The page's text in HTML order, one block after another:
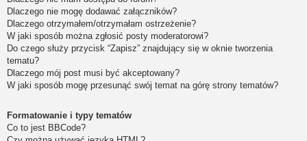
Dlaczego nie mogę dodawać załączników?
Dlaczego otrzymałem/otrzymałam ostrzeżenie?
W jaki sposób można zgłosić posty moderatorowi?
Do czego służy przycisk “Zapisz” znajdujący się w oknie tworzenia
tematu?
Dlaczego mój post musi być akceptowany?
W jaki sposób mogę przesunąć swój temat na górę strony tematów?
Formatowanie i typy tematów
Co to jest BBCode?